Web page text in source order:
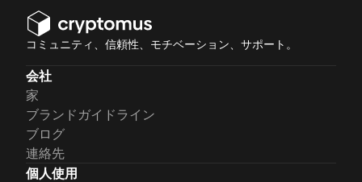
コミュニティ、信頼性、モチベーション、サポート。
会社
家
ブランドガイドライン
ブログ
連絡先
個人使用